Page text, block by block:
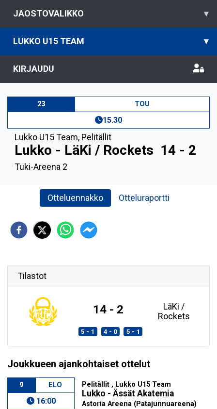
JAOSTOVALIKKO ▾
LUKKO U15 TEAM ▾
KIRJAUDU
23 TOU
15.30
Lukko U15 Team, Pelitällit
Lukko - LäKi / Rockets 14 - 2
Tuki-Areena 2
Otteluennakko Otteluraportti
Tilastot
14 - 2
LäKi /
Rockets
5 - 1 4 - 0 5 - 1
Joukkueen ajankohtaiset ottelut
9 ELO
16:00
Pelitällit , Lukko U15 Team
Lukko - Ässät Akatemia
Astoria Areena (Patajunnuareena)